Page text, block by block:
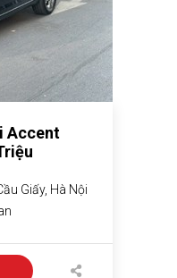
Accent
Giấy, Hà Nội